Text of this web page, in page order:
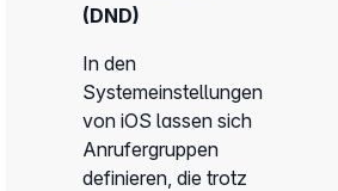
(DND)
In den
Systemeinstellungen
von iOS lassen sich
Anrufergruppen
definieren, die trotz